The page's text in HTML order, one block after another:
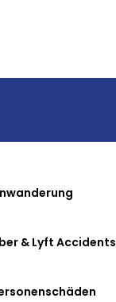
& Lyft Accidents